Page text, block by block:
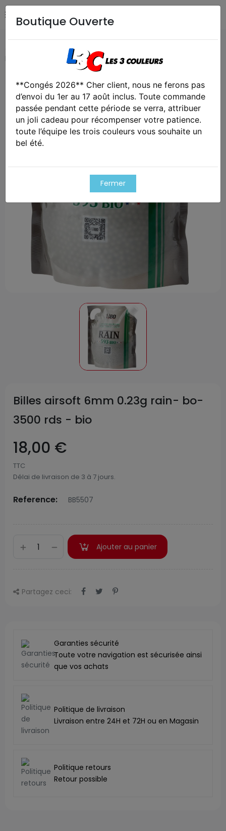
Airsoft / Paintball
Billes airsoft 6mm 0.23g rain- bo-3500 rds - bio
Exclusivité web !
Billes airsoft 6mm 0.23g rain- bo-
3500 rds - bio
18,00 €
TTC
Délai de livraison de 3 à 7 jours.
Reference: BB5507
Ajouter au panier
Partagez ceci:
Garanties sécurité
Toute votre navigation est sécurisée ainsi
que vos achats
Politique de livraison
Livraison entre 24H et 72H ou en Magasin
Politique retours
Retour possible
Boutique Ouverte
**Congés 2026** Cher client, nous ne ferons pas
d’envoi du 1er au 17 août inclus. Toute commande
passée pendant cette période se verra, attribuer
un joli cadeau pour récompenser votre patience.
toute l’équipe les trois couleurs vous souhaite un
bel été.
Fermer